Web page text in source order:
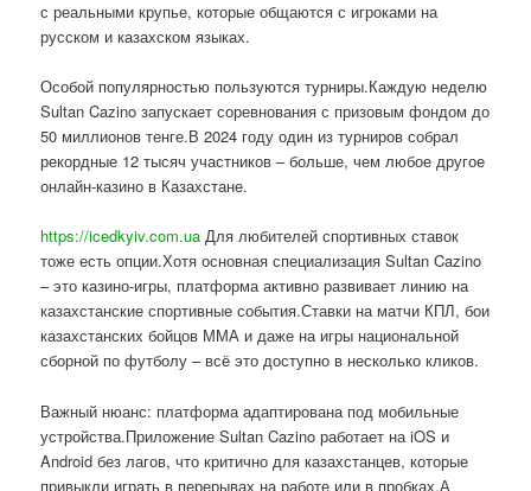
с реальными крупье, которые общаются с игроками на
русском и казахском языках.
Особой популярностью пользуются турниры.Каждую неделю
Sultan Cazino запускает соревнования с призовым фондом до
50 миллионов тенге.В 2024 году один из турниров собрал
рекордные 12 тысяч участников – больше, чем любое другое
онлайн-казино в Казахстане.
https://icedkyiv.com.ua Для любителей спортивных ставок
тоже есть опции.Хотя основная специализация Sultan Cazino
– это казино-игры, платформа активно развивает линию на
казахстанские спортивные события.Ставки на матчи КПЛ, бои
казахстанских бойцов ММА и даже на игры национальной
сборной по футболу – всё это доступно в несколько кликов.
Важный нюанс: платформа адаптирована под мобильные
устройства.Приложение Sultan Cazino работает на iOS и
Android без лагов, что критично для казахстанцев, которые
привыкли играть в перерывах на работе или в пробках.А